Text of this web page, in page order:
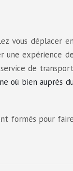
vous déplacer en
une expérience de
de transport
où bien auprès
formés pour faire